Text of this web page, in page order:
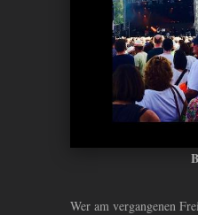
Wer am vergangenen